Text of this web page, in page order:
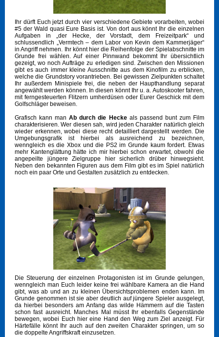
Ihr dürft Euch jetzt durch vier verschiedene Gebiete vorarbeiten, wobei
#5 der Wald quasi Eure Basis ist. Von dort aus könnt Ihr die einzelnen
Aufgaben in „der Hecke, der Vorstadt, dem Freizeitpark“ und
schlussendlich „Vermtech – dem Labor von Kevin dem Kammerjäger“
in Angriff nehmen. Ihr könnt hier die Reihenfolge der Spielabschnitte im
Grunde frei wählen. Auf einer Pinnwand bekommt Ihr übersichtlich
gezeigt, wo noch Aufträge zu erledigen sind. Zwischen den Missionen
gibt es auch immer kleine Ausschnitte aus dem Kinofilm zu erblicken,
welche die Grundstory vorantrieben. Bei gewissen Zielpunkten schaltet
Ihr außerdem Minispiele frei, die neben der Haupthandlung separat
angewählt werden können. In diesen könnt Ihr u. a. Autoskooter fahren,
mit ferngesteuerten Flitzern umherdüsen oder Eurer Geschick mit dem
Golfschläger beweisen.
Grafisch kann manAb durch die Heckeals passend bunt zum Film
charakterisieren. Wer diesen sah, wird jeden Charakter natürlich gleich
wieder erkennen, wobei diese recht detailliert dargestellt werden. Die
Umgebungsgrafik ist hierbei als ausreichend zu bezeichnen,
wenngleich es die Xbox und die PS2 im Grunde kaum fordert. Etwas
mehr Kantenglättung hätte ich mir hierbei schon erwartet, obwohl die
angepeilte jüngere Zielgruppe hier sicherlich drüber hinwegsieht.
Neben den bekannten Figuren aus dem Film gibt es im Spiel natürlich
noch ein paar Orte und Gestalten zusätzlich zu entdecken.
Die Steuerung der einzelnen Protagonisten ist im Grunde gelungen,
wenngleich man Euch leider keine frei wählbare Kamera an die Hand
gibt, was ab und an zu kleinen Übersichtsproblemen enden kann. Im
Grunde genommen ist sie aber deutlich auf jüngere Spieler ausgelegt,
da hierbei besonders am Anfang das wilde Hämmern auf die Tasten
schon fast ausreicht. Manches Mal müsst Ihr ebenfalls Gegenstände
bewegen, wobei Euch hier eine Hand den Weg zum Ziel anzeigt. Für
Härtefälle könnt Ihr auch auf den zweiten Charakter springen, um so
die doppelte Angriffskraft einzusetzen.